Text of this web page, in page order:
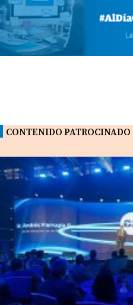
CONTENIDO PATROCINADO